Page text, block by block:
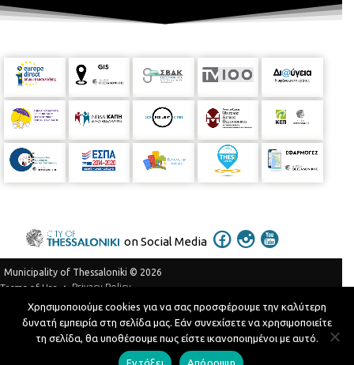
on Social Media
Municipality of Thessaloniki © 2026
Terms of Use
Privacy Policy
Telephone Catalog
Developed byMyCompany Projects
Χρησιμοποιούμε cookies για να σας προσφέρουμε την καλύτερη
δυνατή εμπειρία στη σελίδα μας. Εάν συνεχίσετε να χρησιμοποιείτε
τη σελίδα, θα υποθέσουμε πως είστε ικανοποιημένοι με αυτό.
Εντάξει Απόρριψη